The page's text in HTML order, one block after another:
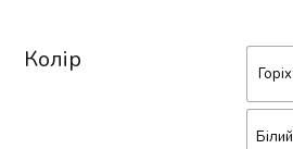
Колір Горіх
Білий